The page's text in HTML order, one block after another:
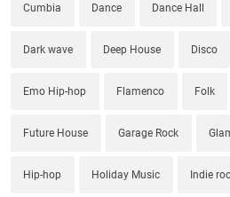
Cumbia Dance Dance Hall
Dark wave Deep House Disco
Emo Hip-hop Flamenco Folk
Future House Garage Rock
Hip-hop Holiday Music Indie